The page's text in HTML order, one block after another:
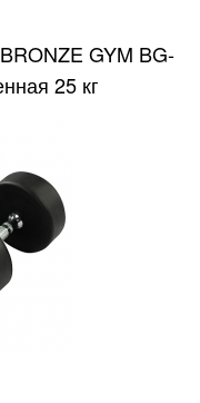
GYM BG-
25 кг